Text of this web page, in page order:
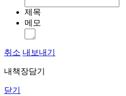
제목
메모
취소 내보내기
내책장담기
닫기